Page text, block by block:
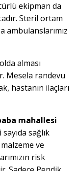
ekipman da
Steril ortam
ambulanslarımız
alması
Mesela randevu
hastanın ilaçları
mahallesi
sağlık
ve
risk